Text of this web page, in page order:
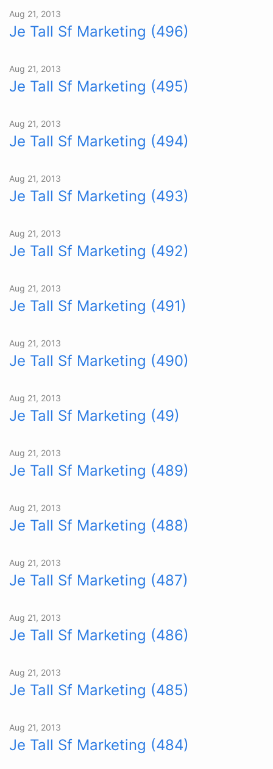
Aug 21, 2013
Je Tall Sf Marketing (496)
Aug 21, 2013
Je Tall Sf Marketing (495)
Aug 21, 2013
Je Tall Sf Marketing (494)
Aug 21, 2013
Je Tall Sf Marketing (493)
Aug 21, 2013
Je Tall Sf Marketing (492)
Aug 21, 2013
Je Tall Sf Marketing (491)
Aug 21, 2013
Je Tall Sf Marketing (490)
Aug 21, 2013
Je Tall Sf Marketing (49)
Aug 21, 2013
Je Tall Sf Marketing (489)
Aug 21, 2013
Je Tall Sf Marketing (488)
Aug 21, 2013
Je Tall Sf Marketing (487)
Aug 21, 2013
Je Tall Sf Marketing (486)
Aug 21, 2013
Je Tall Sf Marketing (485)
Aug 21, 2013
Je Tall Sf Marketing (484)